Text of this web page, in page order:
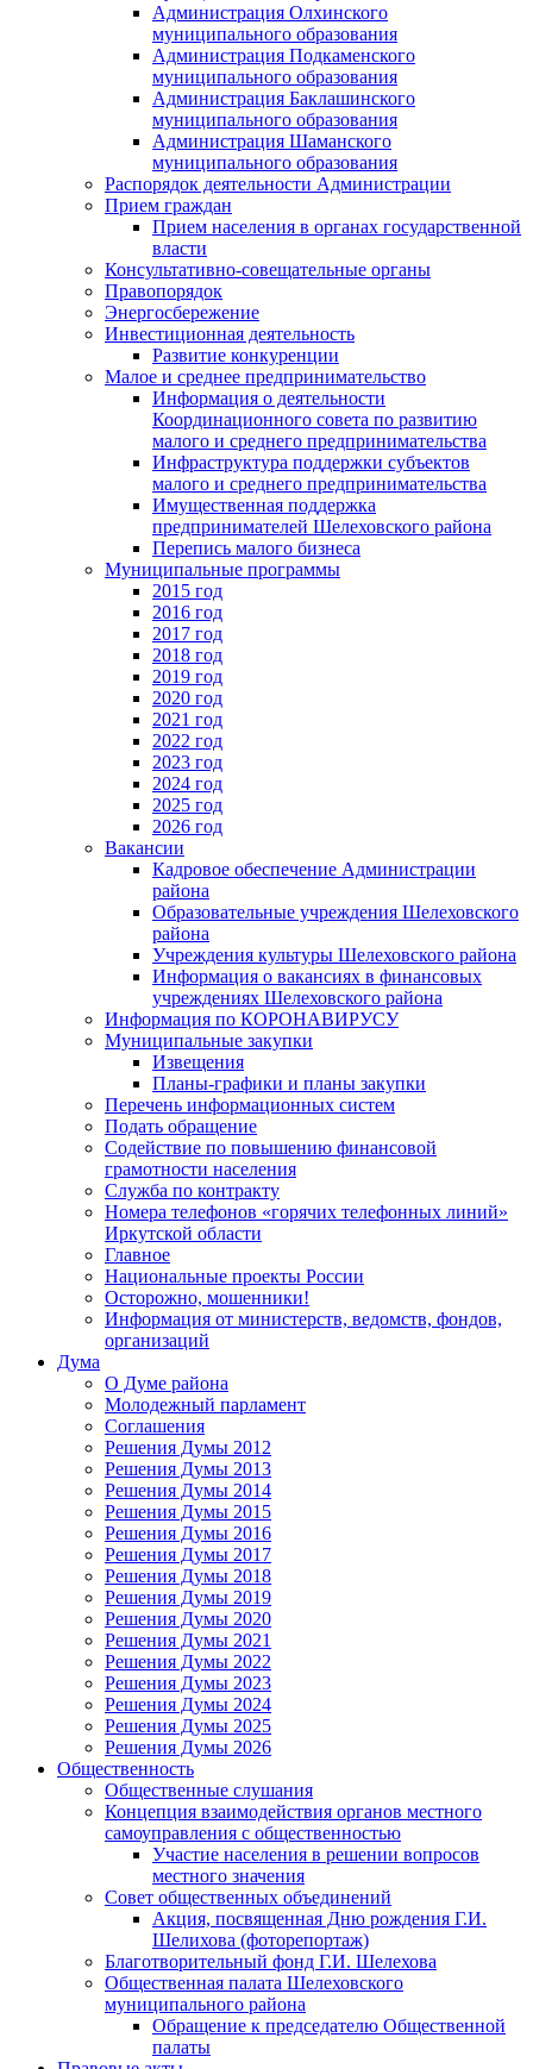
Администрация Олхинского
муниципального образования
Администрация Подкаменского
муниципального образования
Администрация Баклашинского
муниципального образования
Администрация Шаманского
муниципального образования
Распорядок деятельности Администрации
Прием граждан
Прием населения в органах государственной
власти
Консультативно-совещательные органы
Правопорядок
Энергосбережение
Инвестиционная деятельность
Развитие конкуренции
Малое и среднее предпринимательство
Информация о деятельности
Координационного совета по развитию
малого и среднего предпринимательства
Инфраструктура поддержки субъектов
малого и среднего предпринимательства
Имущественная поддержка
предпринимателей Шелеховского района
Перепись малого бизнеса
Муниципальные программы
2015 год
2016 год
2017 год
2018 год
2019 год
2020 год
2021 год
2022 год
2023 год
2024 год
2025 год
2026 год
Вакансии
Кадровое обеспечение Администрации
района
Образовательные учреждения Шелеховского
района
Учреждения культуры Шелеховского района
Информация о вакансиях в финансовых
учреждениях Шелеховского района
Информация по КОРОНАВИРУСУ
Муниципальные закупки
Извещения
Планы-графики и планы закупки
Перечень информационных систем
Подать обращение
Содействие по повышению финансовой
грамотности населения
Служба по контракту
Номера телефонов «горячих телефонных линий»
Иркутской области
Главное
Национальные проекты России
Осторожно, мошенники!
Информация от министерств, ведомств, фондов,
организаций
Дума
О Думе района
Молодежный парламент
Соглашения
Решения Думы 2012
Решения Думы 2013
Решения Думы 2014
Решения Думы 2015
Решения Думы 2016
Решения Думы 2017
Решения Думы 2018
Решения Думы 2019
Решения Думы 2020
Решения Думы 2021
Решения Думы 2022
Решения Думы 2023
Решения Думы 2024
Решения Думы 2025
Решения Думы 2026
Общественность
Общественные слушания
Концепция взаимодействия органов местного
самоуправления с общественностью
Участие населения в решении вопросов
местного значения
Совет общественных объединений
Акция, посвященная Дню рождения Г.И.
Шелихова (фоторепортаж)
Благотворительный фонд Г.И. Шелехова
Общественная палата Шелеховского
муниципального района
Обращение к председателю Общественной
палаты